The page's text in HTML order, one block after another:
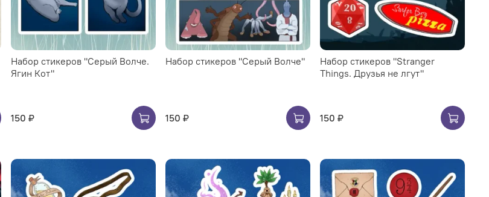
Набор стикеров "Серый Волче.
Ягин Кот"
150 ₽
Набор стикеров "Серый Волче"
150 ₽
Набор стикеров "Stranger
Things. Друзья не лгут"
150 ₽